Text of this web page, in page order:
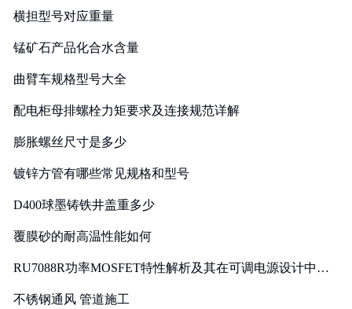
横担型号对应重量
锰矿石产品化合水含量
曲臂车规格型号大全
配电柜母排螺栓力矩要求及连接规范详解
膨胀螺丝尺寸是多少
镀锌方管有哪些常见规格和型号
D400球墨铸铁井盖重多少
覆膜砂的耐高温性能如何
RU7088R功率MOSFET特性解析及其在可调电源设计中的
不锈钢通风 管道施工